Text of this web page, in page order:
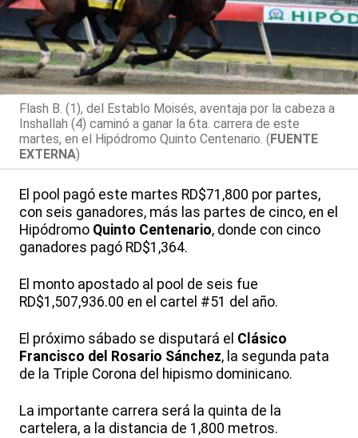
Flash B. (1), del Establo Moisés, aventaja por la cabeza a
Inshallah (4) caminó a ganar la 6ta. carrera de este
martes, en el Hipódromo Quinto Centenario. (FUENTE
EXTERNA)
El pool pagó este martes RD$71,800 por partes,
con seis ganadores, más las partes de cinco, en el
Hipódromo Quinto Centenario, donde con cinco
ganadores pagó RD$1,364.
El monto apostado al pool de seis fue
RD$1,507,936.00 en el cartel #51 del año.
El próximo sábado se disputará el Clásico
Francisco del Rosario Sánchez, la segunda pata
de la Triple Corona del hipismo dominicano.
La importante carrera será la quinta de la
cartelera, a la distancia de 1,800 metros.